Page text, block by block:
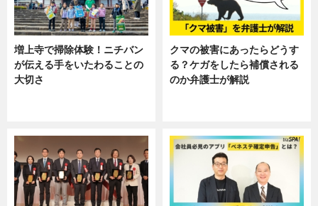
増上寺で掃除体験！ニチバン
が伝える手をいたわることの
大切さ
クマの被害にあったらどうす
る？ケガをしたら補償される
のか弁護士が解説